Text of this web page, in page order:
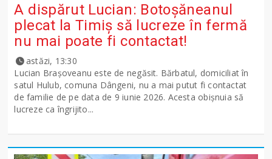
A dispărut Lucian: Botoșăneanul
plecat la Timiș să lucreze în fermă
nu mai poate fi contactat!
astăzi, 13:30
Lucian Brașoveanu este de negăsit. Bărbatul, domiciliat în
satul Hulub, comuna Dângeni, nu a mai putut fi contactat
de familie de pe data de 9 iunie 2026. Acesta obișnuia să
lucreze ca îngrijito...